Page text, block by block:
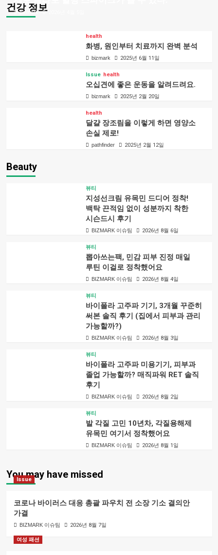
건강 정보
bizmark
health
화병, 원인부터 치료까지 완벽 분석
bizmark 2025년 6월 11일
Issue health
오십견에 좋은 운동을 알려드려요.
bizmark 2025년 2월 20일
health
달걀 장조림을 이렇게 하면 영양소
손실 제로!
pathfinder 2025년 2월 12일
Beauty
뷰티
지성선크림 유목민 드디어 정착!
백탁 끈적임 없이 성분까지 착한
시슨드시 후기
BIZMARK 이슈팀 2026년 8월 6일
뷰티
뽑아쓰는팩, 민감 피부 진정 매일
루틴 이걸로 정착했어요
BIZMARK 이슈팀 2026년 8월 4일
뷰티
바이폴라 고주파 기기, 3개월 꾸준히
써본 솔직 후기 (집에서 피부과 관리
가능할까?)
BIZMARK 이슈팀 2026년 8월 3일
뷰티
바이폴라 고주파 미용기기, 피부과
졸업 가능할까? 매직파워 RET 솔직
후기
BIZMARK 이슈팀 2026년 8월 2일
뷰티
발 각질 고민 10년차, 각질용해제
유목민 여기서 정착했어요
BIZMARK 이슈팀 2026년 8월 1일
You may have missed
Issue
코로나 바이러스 대응 총괄 파우치 전 소장 기소 결의안
가결
BIZMARK 이슈팀 2026년 8월 7일
여성 패션